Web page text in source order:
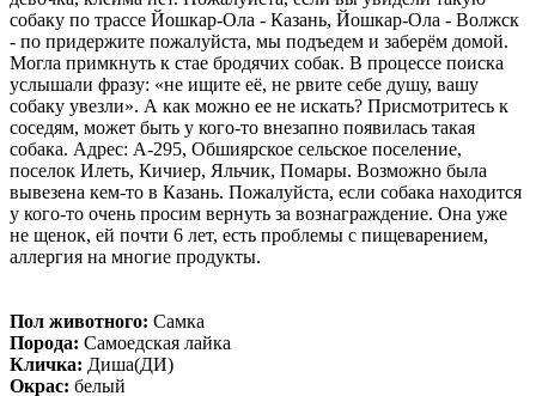
собаку по трассе Йошкар-Ола - Казань, Йошкар-Ола - Волжск
- по придержите пожалуйста, мы подъедем и заберём домой.
Могла примкнуть к стае бродячих собак. В процессе поиска
услышали фразу: «не ищите её, не рвите себе душу, вашу
собаку увезли». А как можно ее не искать? Присмотритесь к
соседям, может быть у кого-то внезапно появилась такая
собака. Адрес: А-295, Обшиярское сельское поселение,
поселок Илеть, Кичиер, Яльчик, Помары. Возможно была
вывезена кем-то в Казань. Пожалуйста, если собака находится
у кого-то очень просим вернуть за вознаграждение. Она уже
не щенок, ей почти 6 лет, есть проблемы с пищеварением,
аллергия на многие продукты.
Пол животного: Самка
Порода: Самоедская лайка
Кличка: Диша(ДИ)
Окрас: белый